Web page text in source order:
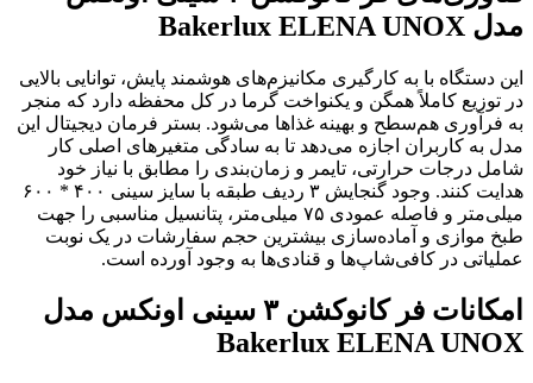
مدل Bakerlux ELENA UNOX
این دستگاه با به کارگیری مکانیزم‌های هوشمند پایش، توانایی بالایی
در توزیع کاملاً همگن و یکنواخت گرما در کل محفظه دارد که منجر
به فرآوری هم‌سطح و بهینه غذاها می‌شود. بستر فرمان دیجیتال این
مدل به کاربران اجازه می‌دهد تا به سادگی متغیرهای اصلی کار
شامل درجات حرارتی، تایمر و زمان‌بندی را مطابق با نیاز خود
هدایت کنند. وجود گنجایش ۳ ردیف طبقه با سایز سینی ۴۰۰ * ۶۰۰
میلی‌متر و فاصله عمودی ۷۵ میلی‌متر، پتانسیل مناسبی را جهت
طبخ موازی و آماده‌سازی بیشترین حجم سفارشات در یک نوبت
عملیاتی در کافی‌شاپ‌ها و قنادی‌ها به وجود آورده است.
امکانات فر کانوکشن۳ سینی اونکس مدل
Bakerlux ELENA UNOX